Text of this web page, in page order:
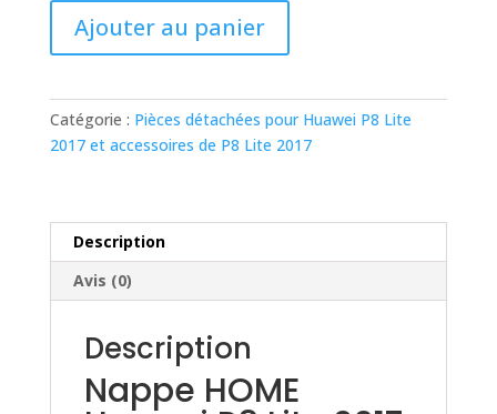
Huawei
P8
Ajouter au panier
Catégorie : Pièces détachées pour Huawei P8 Lite
2017 et accessoires de P8 Lite 2017
Description
Avis (0)
Description
Nappe HOME